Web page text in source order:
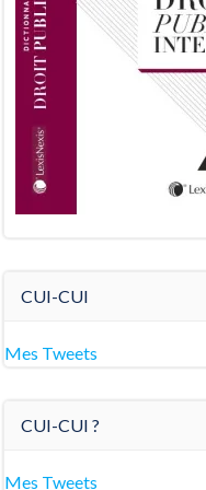
CUI-CUI
Mes Tweets
CUI-CUI ?
Mes Tweets